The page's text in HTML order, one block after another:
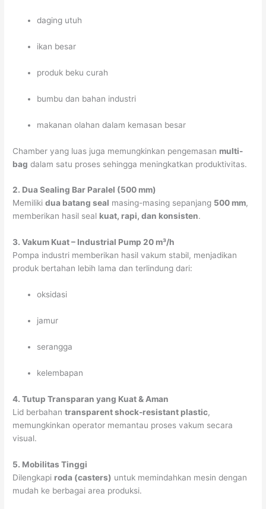
daging utuh
ikan besar
produk beku curah
bumbu dan bahan industri
makanan olahan dalam kemasan besar
Chamber yang luas juga memungkinkan pengemasan multi-
bag dalam satu proses sehingga meningkatkan produktivitas.
2. Dua Sealing Bar Paralel (500 mm)
Memilikidua batang seal masing-masing sepanjang 500 mm,
memberikan hasil seal kuat, rapi, dan konsisten.
3. Vakum Kuat – Industrial Pump 20 m³/h
Pompa industri memberikan hasil vakum stabil, menjadikan
produk bertahan lebih lama dan terlindung dari:
oksidasi
jamur
serangga
kelembapan
4. Tutup Transparan yang Kuat & Aman
Lid berbahantransparent shock-resistant plastic,
memungkinkan operator memantau proses vakum secara
visual.
5. Mobilitas Tinggi
Dilengkapi roda (casters) untuk memindahkan mesin dengan
mudah ke berbagai area produksi.